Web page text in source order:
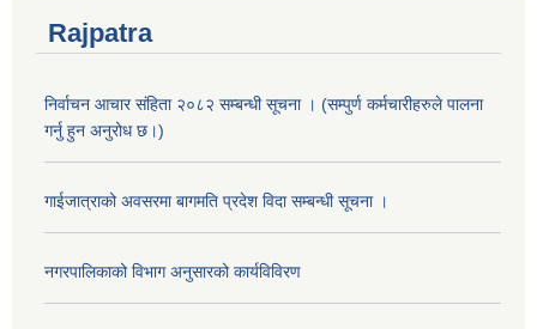
Rajpatra
निर्वाचन आचार संहिता २०८२ सम्बन्धी सूचना । (सम्पुर्ण कर्मचारीहरुले पालना
गर्नु हुन अनुरोध छ।)
गाईजात्राको अवसरमा बागमति प्रदेश विदा सम्बन्धी सूचना ।
नगरपालिकाको विभाग अनुसारको कार्यविविरण